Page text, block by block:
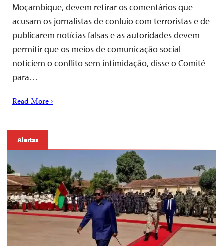
Moçambique, devem retirar os comentários que
acusam os jornalistas de conluio com terroristas e de
publicarem notícias falsas e as autoridades devem
permitir que os meios de comunicação social
noticiem o conflito sem intimidação, disse o Comité
para…
Read More ›
Alertas